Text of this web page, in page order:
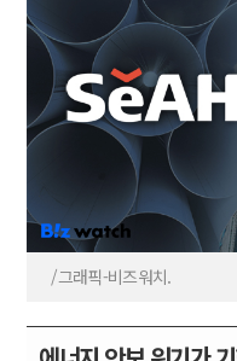
/그래픽-비즈워치.